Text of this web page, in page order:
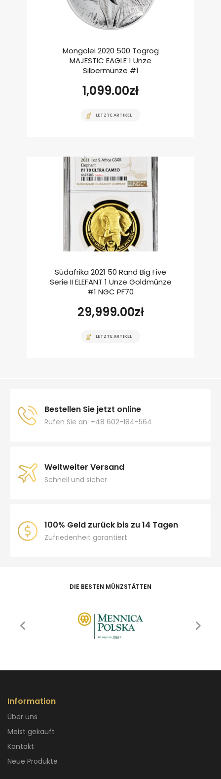
Mongolei 2020 500 Togrog
MAJESTIC EAGLE 1 Unze
Silbermünze #1
1,099.00zł
LETZTE ARTIKEL
Südafrika 2021 50 Rand Big Five
Serie II ELEFANT 1 Unze Goldmünze
#1 NGC PF70
29,999.00zł
LETZTE ARTIKEL
Bestellen Sie jetzt online
Rufen Sie an: +48 602-184-564
Weltweiter Versand
Schnell und sicher
100% Geld zurück bis zu 14 Tagen
Zufriedenheit garantiert
DIE BESTEN MÜNZSTÄTTEN
Information
Über uns
Meist gekauft
Kontakt
Neue Produkte